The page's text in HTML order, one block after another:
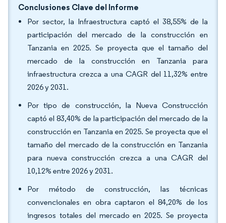
Conclusiones Clave del Informe
Por sector, la Infraestructura captó el 38,55% de la
participación del mercado de la construcción en
Tanzania en 2025. Se proyecta que el tamaño del
mercado de la construcción en Tanzania para
infraestructura crezca a una CAGR del 11,32% entre
2026 y 2031.
Por tipo de construcción, la Nueva Construcción
captó el 83,40% de la participación del mercado de la
construcción en Tanzania en 2025. Se proyecta que el
tamaño del mercado de la construcción en Tanzania
para nueva construcción crezca a una CAGR del
10,12% entre 2026 y 2031.
Por método de construcción, las técnicas
convencionales en obra captaron el 84,20% de los
ingresos totales del mercado en 2025. Se proyecta